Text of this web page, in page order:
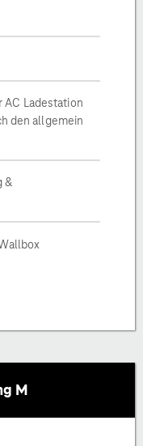
Ladestation
den allgemein
&
M